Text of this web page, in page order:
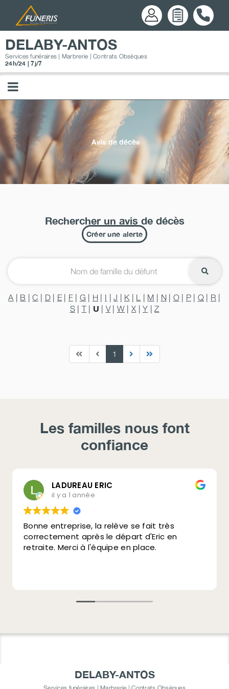
contenu
DELABY-ANTOS
Services funéraires | Marbrerie | Contrats Obsèques
24h/24 | 7j/7
Avis de décès
Rechercher un avis de décès
Créer une alerte
A | B |C | D| E| F | G | H | I |J | K | L | M | N| O| P| Q | R |
S| T| U | V| W | X |Y |Z
1
Les familles nous font
confiance
LADUREAU ERIC
il y a 1 année
Bonne entreprise, la relève se fait très
correctement après le départ d'Eric en
retraite. Merci à l'équipe en place.
DELABY-ANTOS